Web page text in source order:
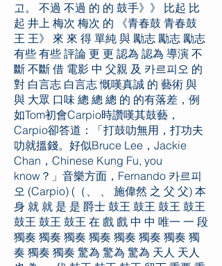
고。 不過 不過 的 的 鼓手》》 比起 比
起 井上 梅次 梅次 的 《青春鼓 青春鼓
王 王》 來 來 得 單純 與 勵志 勵志 勵志
有些 有些 評論 更 更 認為 認為 導演 不
斷 不斷 借 電影 中 父親 及 카르피오 的
對 白言志 白言志 慨嘆真誠 的 藝術 與
與 大眾 口味 總 總 總 的 的有落差，例
如Tom初會Carpio時讚嘆其鼓藝，
Carpio卻答道：「打鼓叻無用，打功夫
叻就搵錢。好似Bruce Lee，Jackie
Chan，Chinese Kung Fu, you
know？」音樂方面，Fernando 카르피
오 (Carpio) (（、 、 施偉然 之 父 父) 本
身 就 就 是 是 爵士 鼓王 鼓王 鼓王 鼓王
鼓王 鼓王 鼓王 在 戲 戲 中 中 唯一 一 段
獨奏 獨奏 獨奏 獨奏 獨奏 獨奏 獨奏 獨
奏 獨奏 獨奏 驚為 驚為 驚為 天人 天人